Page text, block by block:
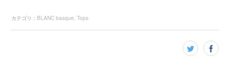
カテゴリ ： BLANC basque Tops